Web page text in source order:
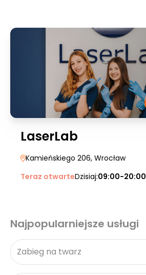
LaserLab
Kamieńskiego 206, Wrocław
Teraz otwarteDzisiaj:09:00-20:00
Najpopularniejsze usługi
Zabieg na twarz